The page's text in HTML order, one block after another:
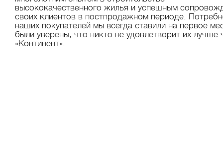
высококачественного жилья и успешным
своих клиентов в постпродажном периоде.
наших покупателей мы всегда ставили на первое
были уверены, что никто не удовлетворит их лучше
«Континент».